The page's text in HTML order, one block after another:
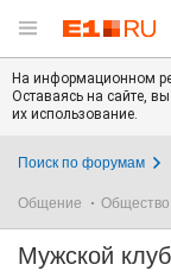
На информационном
Оставаясь на сайте,
их использование.
Поиск по форумам
Общение Общество
Мужской клуб